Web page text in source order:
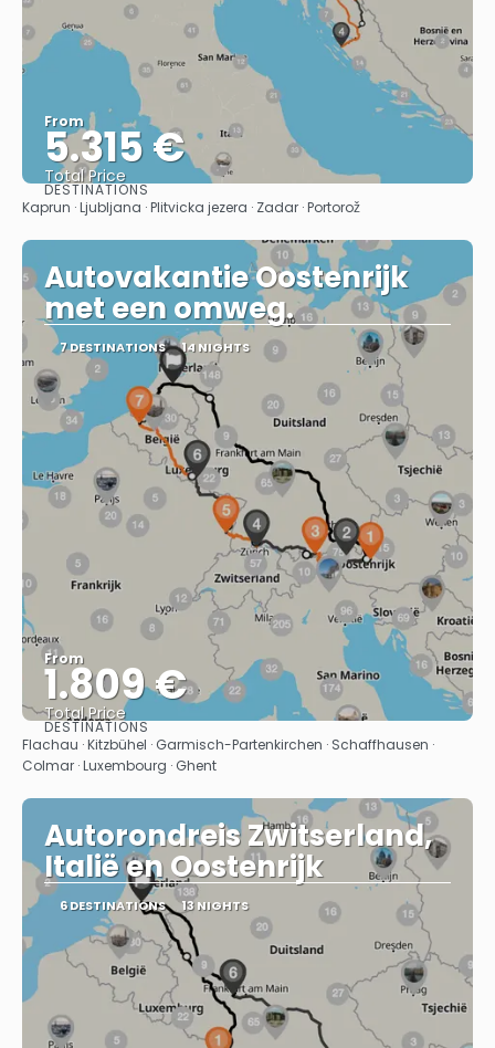
From
5.315 €
Total Price
See
DESTINATIONS
Kaprun · Ljubljana · Plitvicka jezera · Zadar · Portorož
Autovakantie Oostenrijk
met een omweg.
7 DESTINATIONS 14 NIGHTS
From
1.809 €
Total Price
See
DESTINATIONS
Flachau · Kitzbühel · Garmisch-Partenkirchen · Schaffhausen ·
Colmar · Luxembourg · Ghent
Autorondreis Zwitserland,
Italië en Oostenrijk
6 DESTINATIONS 13 NIGHTS